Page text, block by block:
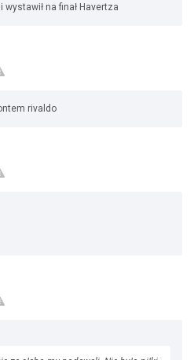
na finał Havertza
rivaldo